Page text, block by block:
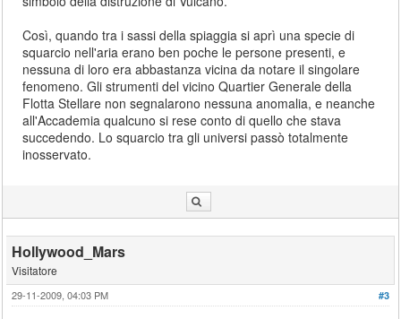
Così, quando tra i sassi della spiaggia si aprì una specie di
squarcio nell'aria erano ben poche le persone presenti, e
nessuna di loro era abbastanza vicina da notare il singolare
fenomeno. Gli strumenti del vicino Quartier Generale della
Flotta Stellare non segnalarono nessuna anomalia, e neanche
all'Accademia qualcuno si rese conto di quello che stava
succedendo. Lo squarcio tra gli universi passò totalmente
inosservato.
Hollywood_Mars
Visitatore
#3
29-11-2009, 04:03 PM